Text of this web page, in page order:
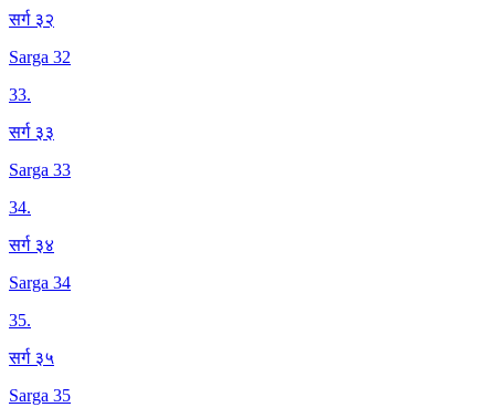
सर्ग ३२
Sarga 32
33.
सर्ग ३३
Sarga 33
34.
सर्ग ३४
Sarga 34
35.
सर्ग ३५
Sarga 35